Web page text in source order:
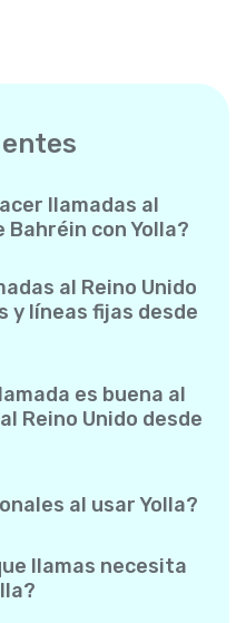
llamadas al
Bahréin con Yolla?
Unido. Simplemente
recientes en la app:
sorpresas.
al Reino Unido
y líneas fijas desde
fijas al Reino Unido con
es buena al
Reino Unido desde
como si fuesen
al usar Yolla?
y cero cargos ocultos:
obligatorias ni
llamas necesita